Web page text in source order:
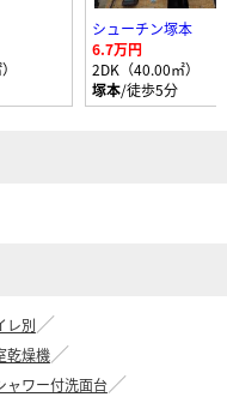
シューチン塚本
6.7万円
2DK（40.00㎡）
塚本/徒歩5分
レ別
乾燥機
ャワー付洗面台